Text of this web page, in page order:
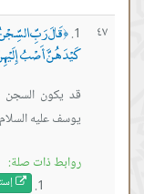
٤٧ ﴿قَالَ رَبِّ
كَيْدَهُنَّ أَصْبُ إِلَيْهِنَّ
قد يكون السجن
يوسف عليه
روابط ذات صلة: